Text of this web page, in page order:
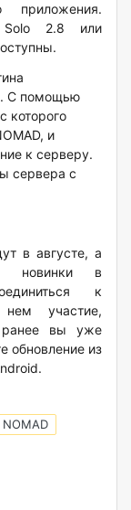
приложения.
Solo 2.8 или
С помощью
которого
и
к серверу.
сервера с
в августе, а
новинки в
к
участие,
вы уже
обновление из
NOMAD